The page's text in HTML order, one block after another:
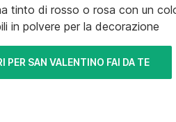
tinto di rosso o rosa con un
in polvere per la decorazione
PER SAN VALENTINO FAI DA TE